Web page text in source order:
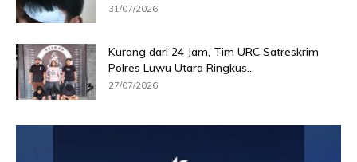
31/07/2026
Kurang dari 24 Jam, Tim URC Satreskrim
Polres Luwu Utara Ringkus...
27/07/2026